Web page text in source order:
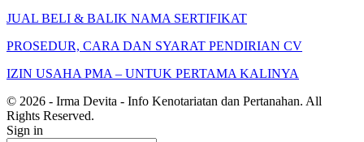
JUAL BELI & BALIK NAMA SERTIFIKAT
PROSEDUR, CARA DAN SYARAT PENDIRIAN CV
IZIN USAHA PMA – UNTUK PERTAMA KALINYA
© 2026 - Irma Devita - Info Kenotariatan dan Pertanahan. All
Rights Reserved.
Sign in